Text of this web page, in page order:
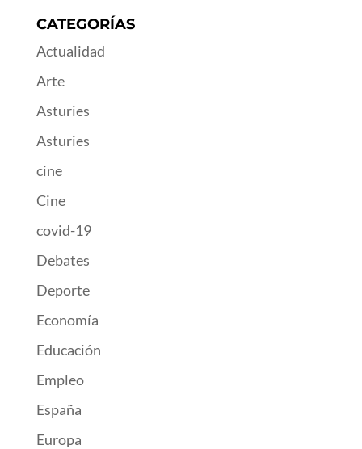
CATEGORÍAS
Actualidad
Arte
Asturies
Asturies
cine
Cine
covid-19
Debates
Deporte
Economía
Educación
Empleo
España
Europa